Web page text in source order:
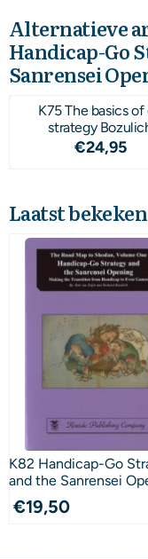
Alternatieve
Handicap-Go
Sanrensei
K75 The basics of
strategy
Prijs:
€24,95
Laatst
K82 Handicap-Go
and the Sanrensei
€19,50